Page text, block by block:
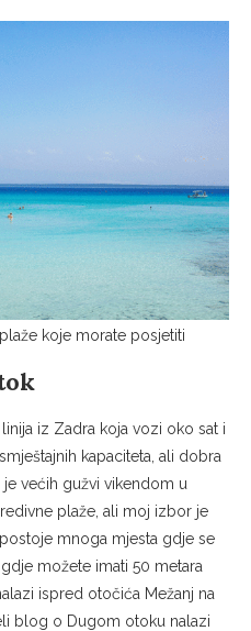
koje morate posjetiti
iz Zadra koja vozi oko sat i
kapaciteta, ali dobra
većih gužvi vikendom u
plaže, ali moj izbor je
mnoga mjesta gdje se
možete imati 50 metara
ispred otočića Mežanj na
blog o Dugom otoku nalazi